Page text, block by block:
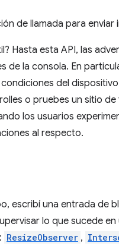
de llamada para
Hasta esta API, las
de la consola. En
del
o pruebes un sitio de
los usuarios
al respecto.
escribí una entrada de
lo que sucede
ResizeObserver ,